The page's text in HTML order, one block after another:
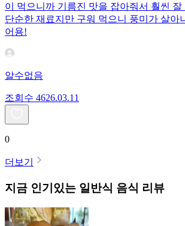
이 먹으니까 기름진 맛을 잡아줘서 훨씬
단순한 재료지만 구워 먹으니 풍미가 살아
어용!
알수없음
조회수 4626.03.11
0
더보기
지금 인기있는 일반식 음식 리뷰